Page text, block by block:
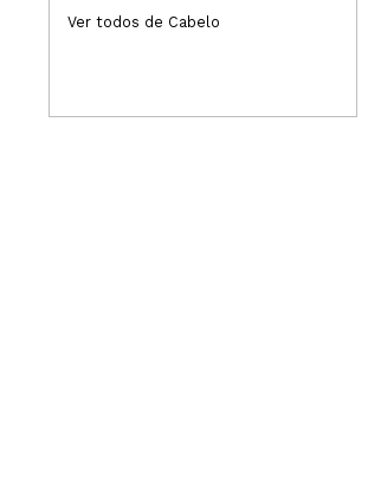
6,49€
Ver todos de Cabelo